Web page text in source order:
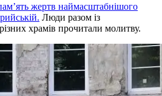
жертв наймасштабнішого
Люди разом із
храмів прочитали молитву.